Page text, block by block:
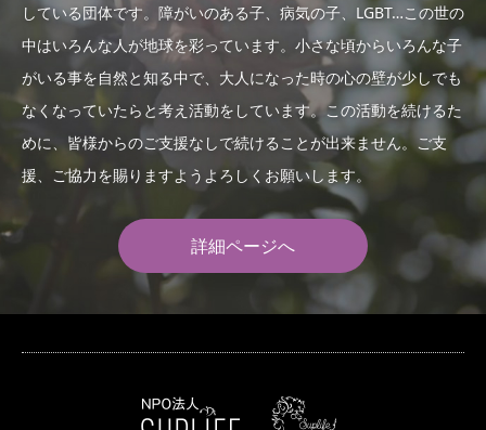
している団体です。障がいのある子、病気の子、LGBT…この世の
中はいろんな人が地球を彩っています。小さな頃からいろんな子
がいる事を自然と知る中で、大人になった時の心の壁が少しでも
なくなっていたらと考え活動をしています。この活動を続けるた
めに、皆様からのご支援なしで続けることが出来ません。ご支
援、ご協力を賜りますようよろしくお願いします。
詳細ページへ